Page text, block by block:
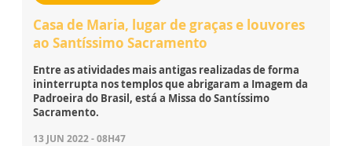
Casa de Maria, lugar de graças e louvores
ao Santíssimo Sacramento
Entre as atividades mais antigas realizadas de forma
ininterrupta nos templos que abrigaram a Imagem da
Padroeira do Brasil, está a Missa do Santíssimo
Sacramento.
13 JUN 2022 - 08H47